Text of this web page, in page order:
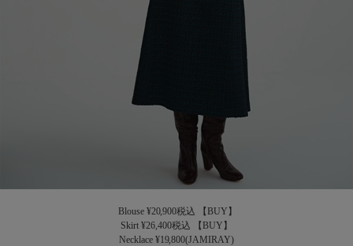
Blouse ¥20,900税込
【BUY】
Skirt ¥26,400税込
【BUY】
Necklace ¥19,800(JAMIRAY)